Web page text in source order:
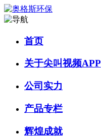
首页
关于尖叫视频APP
公司实力
产品专栏
辉煌成就